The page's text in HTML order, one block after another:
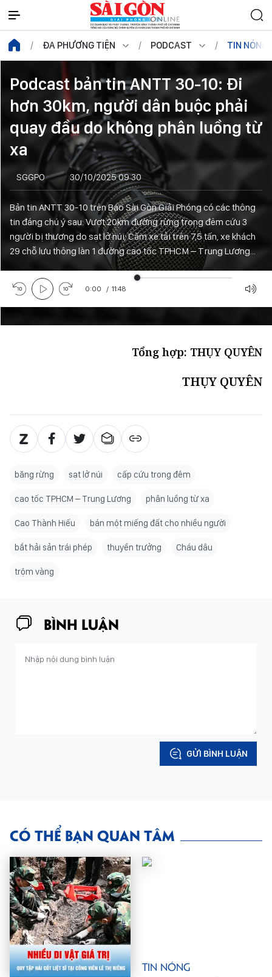
ĐA PHƯƠNG TIỆN PODCAST TIN NÓNG
Podcast bản tin ANTT 30-10: Đi
hơn 30km, người dân buộc phải
quay đầu do không phân luồng từ
xa
SGGPO 30/10/2025 09:30
Bản tin ANTT 30-10 trên Báo Sài Gòn Giải Phóng có các thông
tin đáng chú ý sau: Vượt 20km đường rừng trong đêm cứu 3
người bị thương do sạt lở núi; Cấm xe tải trên 7,5 tấn, xe khách
29 chỗ lưu thông làn 1 đường cao tốc TPHCM – Trung Lương...
0:00 / 11:48
Tổng hợp: THỤY QUYÊN
THỤY QUYÊN
băng rừng sạt lở núi cấp cứu trong đêm
cao tốc TPHCM – Trung Lương phân luồng từ xa
Cao Thành Hiếu bán một miếng đất cho nhiều người
bắt hải sản trái phép thuyền trưởng Cháu dâu
trộm vàng
BÌNH LUẬN
GỬI BÌNH LUẬN
CÓ THỂ BẠN QUAN TÂM
Tin Nóng